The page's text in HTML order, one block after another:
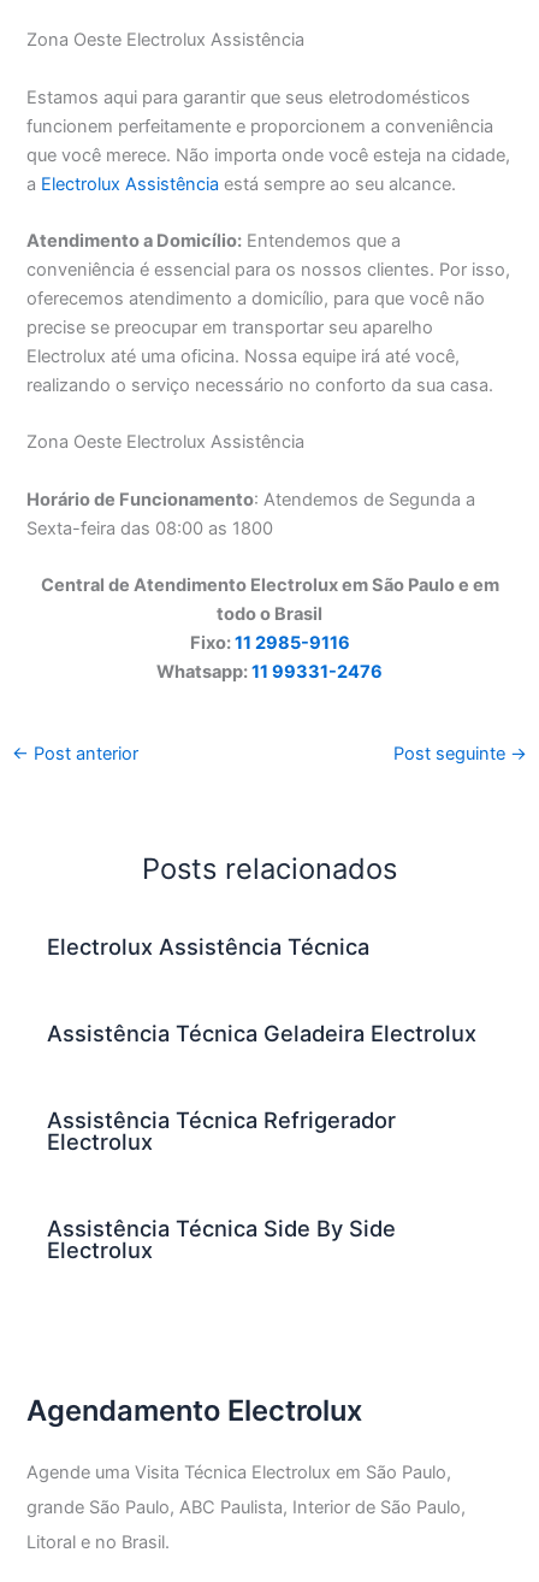
Zona Oeste Electrolux Assistência
Estamos aqui para garantir que seus eletrodomésticos
funcionem perfeitamente e proporcionem a conveniência
que você merece. Não importa onde você esteja na cidade,
a Electrolux Assistência está sempre ao seu alcance.
Atendimento a Domicílio: Entendemos que a
conveniência é essencial para os nossos clientes. Por isso,
oferecemos atendimento a domicílio, para que você não
precise se preocupar em transportar seu aparelho
Electrolux até uma oficina. Nossa equipe irá até você,
realizando o serviço necessário no conforto da sua casa.
Zona Oeste Electrolux Assistência
Horário de Funcionamento: Atendemos de Segunda a
Sexta-feira das 08:00 as 1800
Central de Atendimento Electrolux em São Paulo e em
todo o Brasil
Fixo:11 2985-9116
Whatsapp:11 99331-2476
← Post anterior Post seguinte →
Posts relacionados
Electrolux Assistência Técnica
Assistência Técnica Geladeira Electrolux
Assistência Técnica Refrigerador
Electrolux
Assistência Técnica Side By Side
Electrolux
Agendamento Electrolux
Agende uma Visita Técnica Electrolux em São Paulo,
grande São Paulo, ABC Paulista, Interior de São Paulo,
Litoral e no Brasil.